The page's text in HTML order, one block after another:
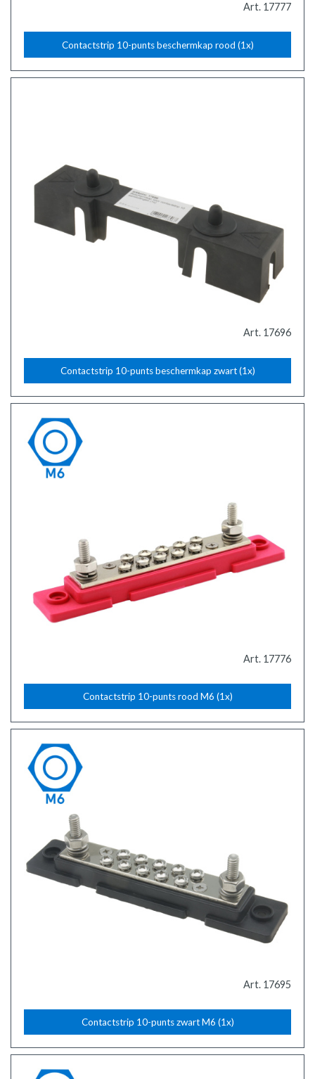
Art. 17777
Contactstrip 10-punts beschermkap rood (1x)
Art. 17696
Contactstrip 10-punts beschermkap zwart (1x)
Art. 17776
Contactstrip 10-punts rood M6 (1x)
Art. 17695
Contactstrip 10-punts zwart M6 (1x)